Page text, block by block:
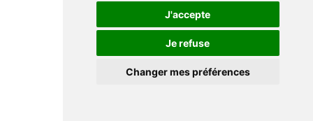
J'accepte
Je refuse
Changer mes préférences